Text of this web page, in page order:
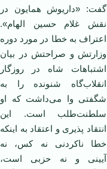
گفت: «داریوش همایون در
نقش غلام حسین الهام».
اعتراف به خطا در مورد دوره
وزارتش و صراحتش در بیان
اشتباهات شاه در روزگار
انقلاب‌گاه شنونده را به
شگفتی وا می‌داشت که او
سلطنت‌طلب است. این
انتقاد پذیری و اعتقاد به اینکه
خطا ناکردنی نه کس، نه
آیینی و نه حزبی است،